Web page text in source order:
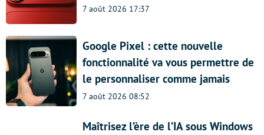
7 août 2026 17:37
Google Pixel : cette nouvelle
fonctionnalité va vous permettre de
le personnaliser comme jamais
7 août 2026 08:52
Maîtrisez l’ère de l’IA sous Windows